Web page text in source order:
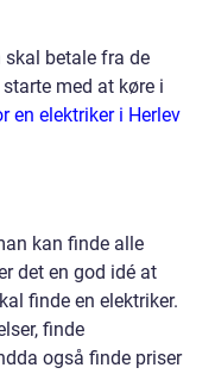
skal betale fra de
med at køre i
en elektriker i Herlev
kan finde alle
det en god idé at
finde en elektriker.
finde
også finde priser